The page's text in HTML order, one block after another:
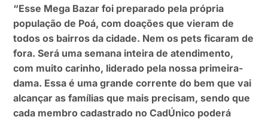
“Esse Mega Bazar foi preparado pela própria
população de Poá, com doações que vieram de
todos os bairros da cidade. Nem os pets ficaram de
fora. Será uma semana inteira de atendimento,
com muito carinho, liderado pela nossa primeira-
dama. Essa é uma grande corrente do bem que vai
alcançar as famílias que mais precisam, sendo que
cada membro cadastrado no CadÚnico poderá